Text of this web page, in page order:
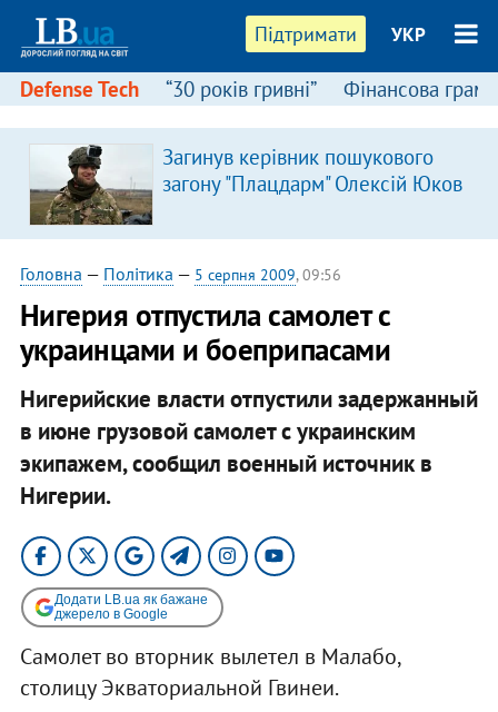
Підтримати УКР
Defense Tech “30 років гривні” Фінансова
Загинув керівник пошукового
загону "Плацдарм" Олексій Юков
Головна — Політика — 5 серпня 2009, 09:56
Нигерия отпустила самолет с
украинцами и боеприпасами
Нигерийские власти отпустили задержанный
в июне грузовой самолет с украинским
экипажем, сообщил военный источник в
Нигерии.
Додати LB.ua як бажане
джерело в Google
Самолет во вторник вылетел в Малабо,
столицу Экваториальной Гвинеи.